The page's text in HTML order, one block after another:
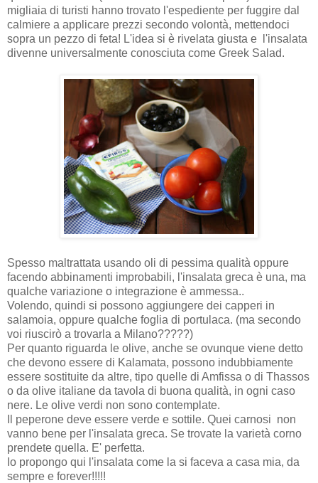
migliaia di turisti hanno trovato l'espediente per fuggire dal
calmiere a applicare prezzi secondo volontà, mettendoci
sopra un pezzo di feta! L'idea si è rivelata giusta e l'insalata
divenne universalmente conosciuta come Greek Salad.
Spesso maltrattata usando oli di pessima qualità oppure
facendo abbinamenti improbabili, l'insalata greca è una, ma
qualche variazione o integrazione è ammessa..
Volendo, quindi si possono aggiungere dei capperi in
salamoia, oppure qualche foglia di portulaca. (ma secondo
voi riuscirò a trovarla a Milano?????)
Per quanto riguarda le olive, anche se ovunque viene detto
che devono essere di Kalamata, possono indubbiamente
essere sostituite da altre, tipo quelle di Amfissa o di Thassos
o da olive italiane da tavola di buona qualità, in ogni caso
nere. Le olive verdi non sono contemplate.
Il peperone deve essere verde e sottile. Quei carnosi non
vanno bene per l'insalata greca. Se trovate la varietà corno
prendete quella. E' perfetta.
Io propongo qui l'insalata come la si faceva a casa mia, da
sempre e forever!!!!!